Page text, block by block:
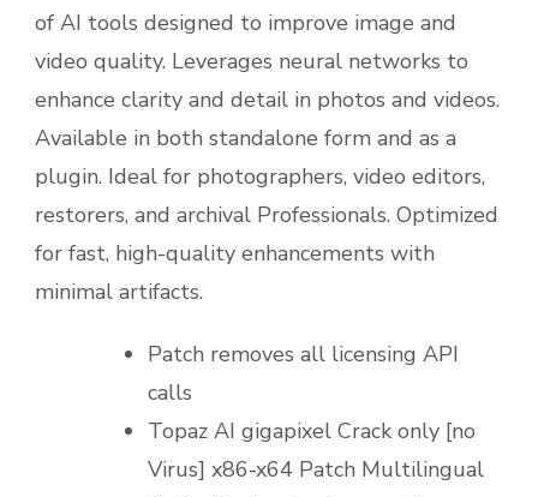
of AI tools designed to improve image and
video quality. Leverages neural networks to
enhance clarity and detail in photos and videos.
Available in both standalone form and as a
plugin. Ideal for photographers, video editors,
restorers, and archival Professionals. Optimized
for fast, high-quality enhancements with
minimal artifacts.
Patch removes all licensing API
calls
Topaz AI gigapixel Crack only [no
Virus] x86-x64 Patch Multilingual